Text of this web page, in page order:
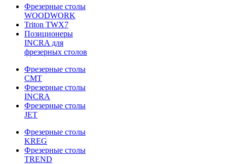
Фрезерные столы
WOODWORK
Triton TWX7
Позиционеры
INCRA для
фрезерных столов
Фрезерные столы
CMT
Фрезерные столы
INCRA
Фрезерные столы
JET
Фрезерные столы
KREG
Фрезерные столы
TREND